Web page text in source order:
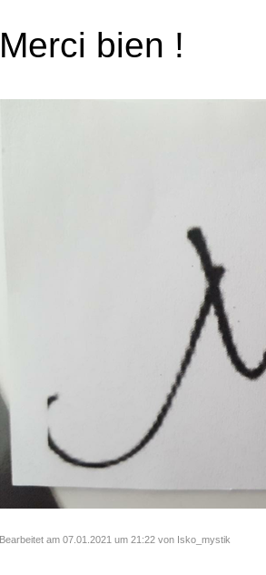
Merci bien !
Bearbeitet am 07.01.2021 um 21:22 von Isko_mystik